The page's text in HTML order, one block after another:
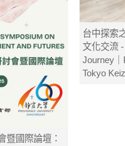
暨國際論壇：
台中探索
文化交流
Journey
Tokyo